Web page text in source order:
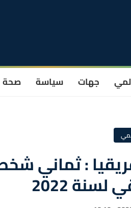
جهات سياسة صحة
: ثماني